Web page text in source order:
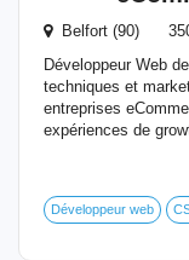
Belfort (90)
Développeur Web
techniques et
entreprises
expériences de
Développeur web